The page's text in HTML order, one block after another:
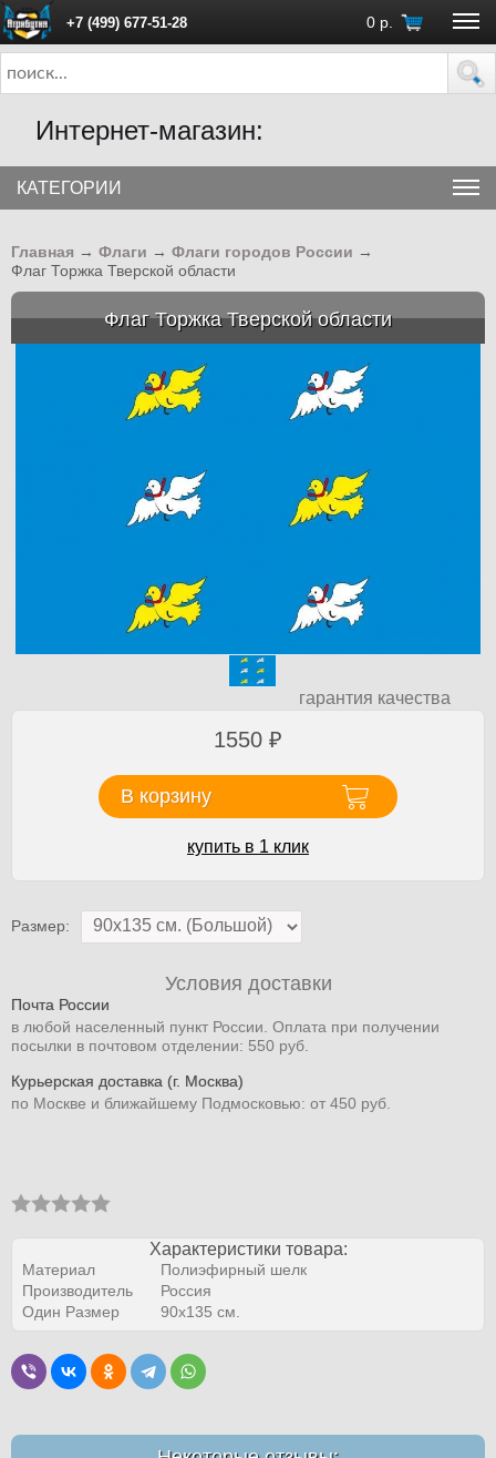
+7 (499) 677-51-28 0 р.
ПН - ПТ с 10:00 до 18:00 (Москва)
Интернет-магазин:
КАТЕГОРИИ
Главная → Флаги → Флаги городов России →
Флаг Торжка Тверской области
Флаг Торжка Тверской области
гарантия качества
1550 ₽
В корзину
купить в 1 клик
Размер:
Условия доставки
Почта России
в любой населенный пункт России. Оплата при получении
посылки в почтовом отделении: 550 руб.
Курьерская доставка (г. Москва)
по Москве и ближайшему Подмосковью: от 450 руб.
Характеристики товара:
Материал
Полиэфирный шелк
Производитель
Россия
Один Размер
90х135 см.